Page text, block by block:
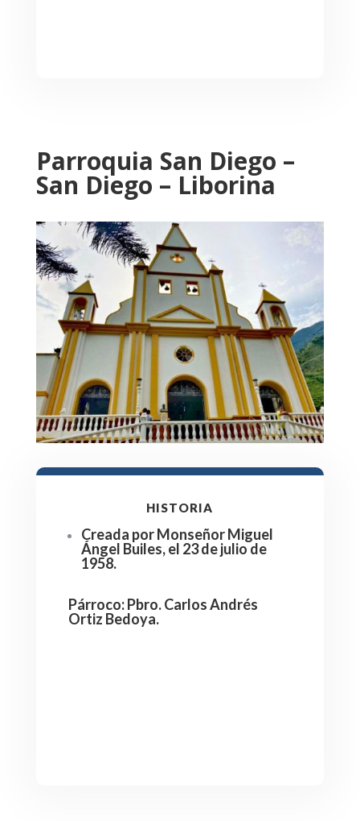
Parroquia San Diego –
San Diego – Liborina
HISTORIA
Creada por Monseñor Miguel
Ángel Builes, el 23 de julio de
1958.
Párroco:Pbro. Carlos Andrés
Ortiz Bedoya.